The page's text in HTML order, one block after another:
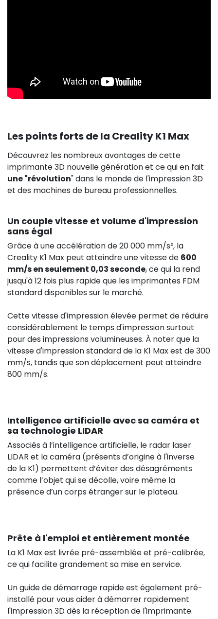
58,25 €HT
38,32 €HT
HT
Les points forts de la Creality K1 Max
Découvrez les nombreux avantages de cette
imprimante 3D nouvelle génération et ce qui en fait
une "révolution" dans le monde de l'impression 3D
et des machines de bureau professionnelles.
Un couple vitesse et volume d'impression
sans égal
Grâce à une accélération de 20 000 mm/s², la
Creality K1 Max peut atteindre une vitesse de 600
mm/s en seulement 0,03 seconde, ce qui la rend
jusqu'à 12 fois plus rapide que les imprimantes FDM
standard disponibles sur le marché.
Cette vitesse d'impression élevée permet de réduire
considérablement le temps d'impression surtout
pour des impressions volumineuses. À noter que la
vitesse d'impression standard de la K1 Max est de 300
mm/s, tandis que son déplacement peut atteindre
800 mm/s.
Intelligence artificielle avec sa caméra et
sa technologie LIDAR
Associés à l’intelligence artificielle, le radar laser
LIDAR et la caméra (présents d’origine à l'inverse
de la K1) permettent d’éviter des désagréments
comme l’objet qui se décolle, voire même la
présence d’un corps étranger sur le plateau.
Prête à l'emploi et entièrement montée
La K1 Max est livrée pré-assemblée et pré-calibrée,
ce qui facilite grandement sa mise en service.
Un guide de démarrage rapide est également pré-
installé pour vous aider à démarrer rapidement
l'impression 3D dès la réception de l'imprimante.